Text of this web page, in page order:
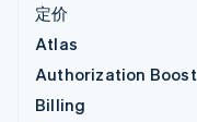
定价
Atlas
Authorization Boost
Billing